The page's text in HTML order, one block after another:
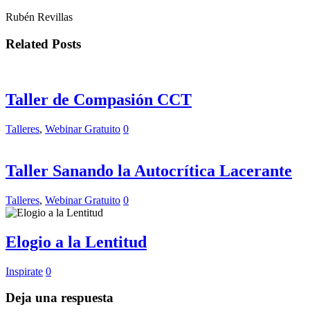
Rubén Revillas
Related Posts
Taller de Compasión CCT
Talleres, Webinar Gratuito 0
Taller Sanando la Autocrítica Lacerante
Talleres, Webinar Gratuito 0
Elogio a la Lentitud
Inspirate 0
Deja una respuesta